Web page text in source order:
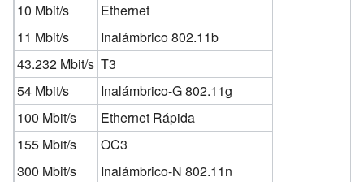
10 Mbit/s
Ethernet
11 Mbit/s
Inalámbrico 802.11b
43.232 Mbit/s T3
54 Mbit/s
Inalámbrico-G 802.11g
100 Mbit/s
Ethernet Rápida
155 Mbit/s
OC3
300 Mbit/s
Inalámbrico-N 802.11n